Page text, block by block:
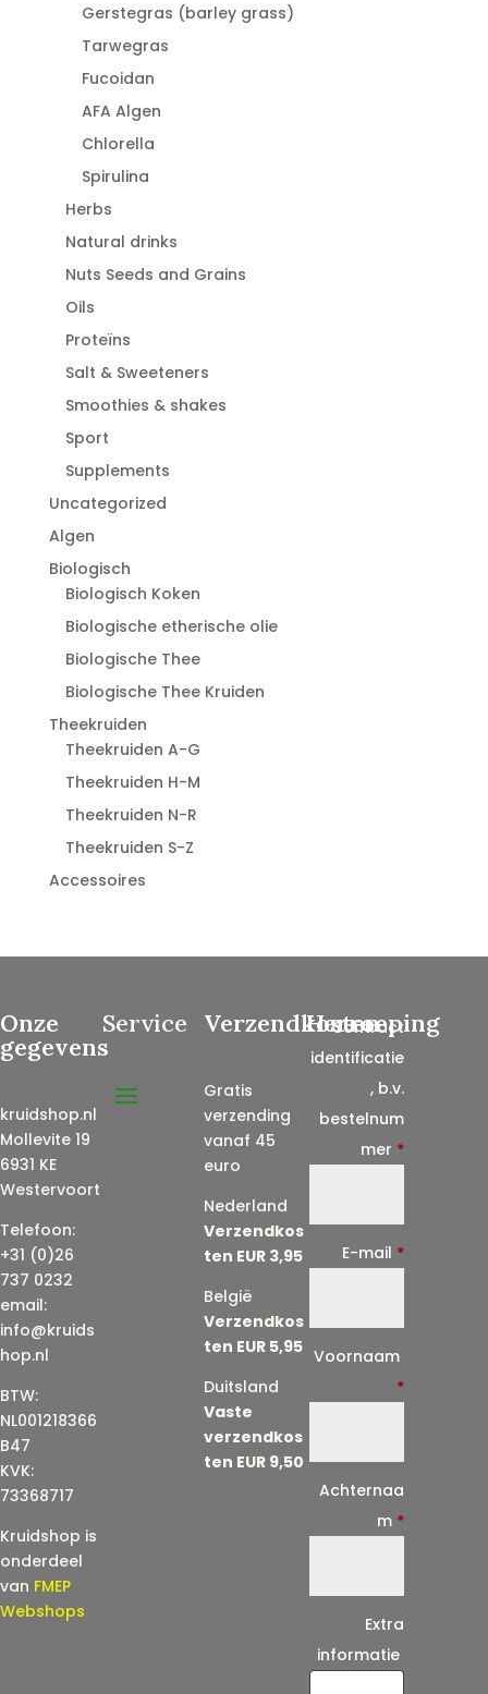
Gerstegras (barley grass)
Tarwegras
Fucoidan
AFA Algen
Chlorella
Spirulina
Herbs
Natural drinks
Nuts Seeds and Grains
Oils
Proteïns
Salt & Sweeteners
Smoothies & shakes
Sport
Supplements
Uncategorized
Algen
Biologisch
Biologisch Koken
Biologische etherische olie
Biologische Thee
Biologische Thee Kruiden
Theekruiden
Theekruiden A-G
Theekruiden H-M
Theekruiden N-R
Theekruiden S-Z
Accessoires
Onze
gegevens
kruidshop.nl
Mollevite 19
6931 KE
Westervoort
Telefoon:
+31 (0)26
737 0232
email:
info@kruids
hop.nl
BTW:
NL001218366
B47
KVK:
73368717
Kruidshop is
onderdeel
van FMEP
Webshops
Service Verzendkosten
Gratis
verzending
vanaf 45
euro
Nederland
Verzendkos
ten EUR 3,95
België
Verzendkos
ten EUR 5,95
Duitsland
Vaste
verzendkos
ten EUR 9,50
Herroeping
Contract
identificatie
, b.v.
bestelnum
mer *
E-mail *
Voornaam
*
Achternaa
m *
Extra
informatie